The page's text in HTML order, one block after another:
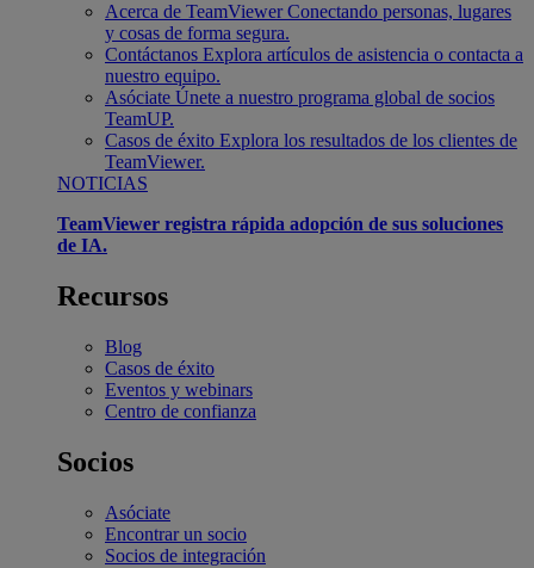
Acerca de TeamViewer Conectando personas, lugares
y cosas de forma segura.
Contáctanos Explora artículos de asistencia o contacta a
nuestro equipo.
Asóciate Únete a nuestro programa global de socios
TeamUP.
Casos de éxito Explora los resultados de los clientes de
TeamViewer.
NOTICIAS
TeamViewer registra rápida adopción de sus soluciones
de IA.
Recursos
Blog
Casos de éxito
Eventos y webinars
Centro de confianza
Socios
Asóciate
Encontrar un socio
Socios de integración